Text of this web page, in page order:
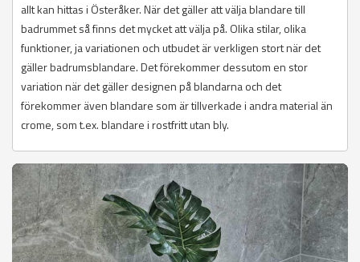
allt kan hittas i Österåker. När det gäller att välja blandare till
badrummet så finns det mycket att välja på. Olika stilar, olika
funktioner, ja variationen och utbudet är verkligen stort när det
gäller badrumsblandare. Det förekommer dessutom en stor
variation när det gäller designen på blandarna och det
förekommer även blandare som är tillverkade i andra material än
crome, som t.ex. blandare i rostfritt utan bly.